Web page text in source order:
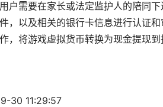
户需要在家长或法定监护人的陪同
，以及相关的银行卡信息进行认证
，将游戏虚拟货币转换为现金提现
30 11:29:57